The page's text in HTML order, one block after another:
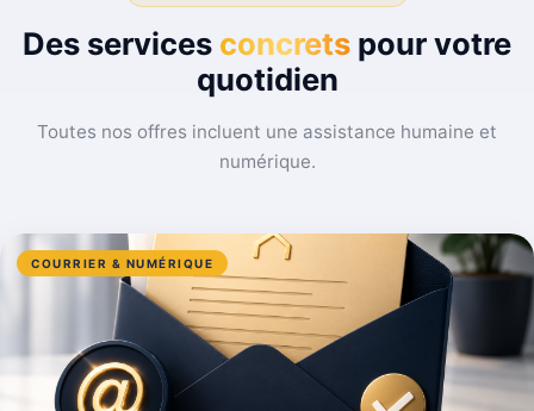
Des services concrets pour votre
quotidien
Toutes nos offres incluent une assistance humaine et
numérique.
COURRIER & NUMÉRIQUE